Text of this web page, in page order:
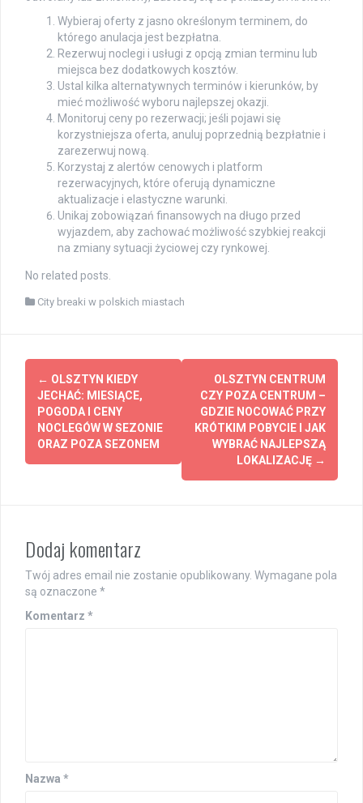
Wybieraj oferty z jasno określonym terminem, do
którego anulacja jest bezpłatna.
Rezerwuj noclegi i usługi z opcją zmian terminu lub
miejsca bez dodatkowych kosztów.
Ustal kilka alternatywnych terminów i kierunków, by
mieć możliwość wyboru najlepszej okazji.
Monitoruj ceny po rezerwacji; jeśli pojawi się
korzystniejsza oferta, anuluj poprzednią bezpłatnie i
zarezerwuj nową.
Korzystaj z alertów cenowych i platform
rezerwacyjnych, które oferują dynamiczne
aktualizacje i elastyczne warunki.
Unikaj zobowiązań finansowych na długo przed
wyjazdem, aby zachować możliwość szybkiej reakcji
na zmiany sytuacji życiowej czy rynkowej.
No related posts.
City breaki w polskich miastach
Post
navigation
← OLSZTYN KIEDY
JECHAĆ: MIESIĄCE,
POGODA I CENY
NOCLEGÓW W SEZONIE
ORAZ POZA SEZONEM
OLSZTYN CENTRUM
CZY POZA CENTRUM –
GDZIE NOCOWAĆ PRZY
KRÓTKIM POBYCIE I JAK
WYBRAĆ NAJLEPSZĄ
LOKALIZACJĘ →
Dodaj komentarz
Twój adres email nie zostanie opublikowany. Wymagane pola
są oznaczone *
Komentarz *
Nazwa *